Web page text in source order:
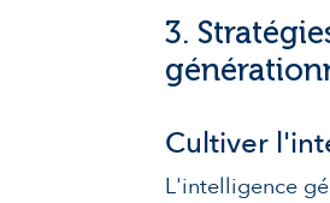
3.
Cultiver
L'intelligence